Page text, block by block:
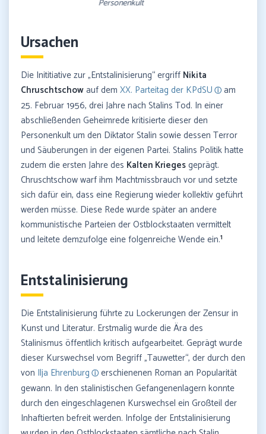
Ursachen
Die Inititiative zur „Entstalinisierung“ ergriff Nikita
Chruschtschowauf dem XX. Parteitag der KPdSU
am
25. Februar 1956, drei Jahre nach Stalins Tod. In einer
abschließenden Geheimrede kritisierte dieser den
Personenkult um den Diktator Stalin sowie dessen Terror
und Säuberungen in der eigenen Partei. Stalins Politik hatte
zudem die ersten Jahre des Kalten Kriegesgeprägt.
Chruschtschow warf ihm Machtmissbrauch vor und setzte
sich dafür ein, dass eine Regierung wieder kollektiv geführt
werden müsse. Diese Rede wurde später an andere
kommunistische Parteien der Ostblockstaaten vermittelt
und leitete demzufolge eine folgenreiche Wende ein.1
Entstalinisierung
Die Entstalinisierung führte zu Lockerungen der Zensur in
Kunst und Literatur. Erstmalig wurde die Ära des
Stalinismus öffentlich kritisch aufgearbeitet. Geprägt wurde
dieser Kurswechsel vom Begriff „Tauwetter“, der durch den
von Ilja Ehrenburg
erschienenen Roman an Popularität
gewann. In den stalinistischen Gefangenenlagern konnte
durch den eingeschlagenen Kurswechsel ein Großteil der
Inhaftierten befreit werden. Infolge der Entstalinisierung